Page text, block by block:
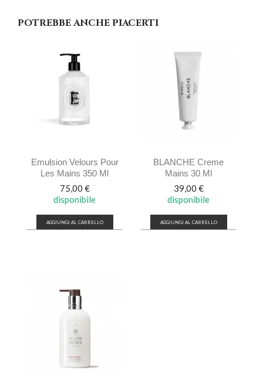
POTREBBE ANCHE PIACERTI
Emulsion Velours Pour
Les Mains 350 Ml
Prezzo
75,00 €
disponibile
AGGIUNGI AL CARRELLO
BLANCHE Creme
Mains 30 Ml
Prezzo
39,00 €
disponibile
AGGIUNGI AL CARRELLO